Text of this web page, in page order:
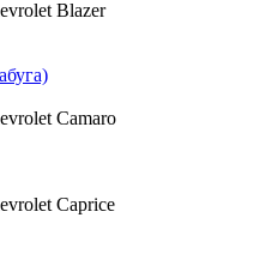
Blazer
Camaro
Caprice